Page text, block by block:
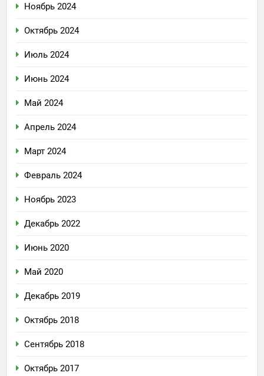
Ноябрь 2024
Октябрь 2024
Июль 2024
Июнь 2024
Май 2024
Апрель 2024
Март 2024
Февраль 2024
Ноябрь 2023
Декабрь 2022
Июнь 2020
Май 2020
Декабрь 2019
Октябрь 2018
Сентябрь 2018
Октябрь 2017